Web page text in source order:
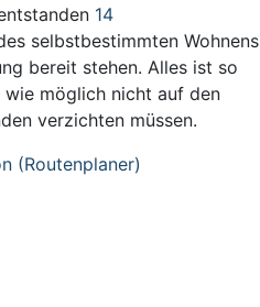
14
selbstbestimmten Wohnens
bereit stehen. Alles ist so
wie möglich nicht auf den
verzichten müssen.
(Routenplaner)